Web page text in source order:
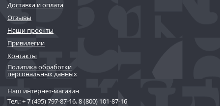
Доставка и оплата
Отзывы
Наши проекты
Привилегии
Контакты
Политика обработки
персональных данных
Наш интернет-магазин
Тел.:+ 7 (495) 797-87-16,8 (800) 101-87-16